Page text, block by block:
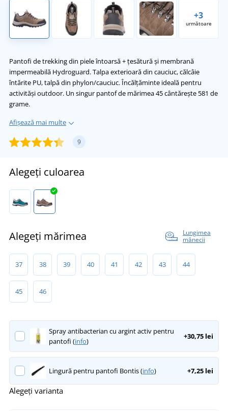
+3
următoare
Pantofi de trekking din piele întoarsă + țesătură și membrană
impermeabilă Hydroguard. Talpa exterioară din cauciuc, călcâie
întărite PU, talpă din phylon/cauciuc. Încălțăminte ideală pentru
activităși outdoor. Un singur pantof de mărimea 45 cântărește 581 de
grame.
Afișează mai multe
9
Alegeți culoarea
Alegeți mărimea
Lungimea
mânecii
37 38 39 40 41 42 43 44
45 46
Spray antibacterian cu argint activ pentru
pantofi (info)
+30,75 lei
Lingură pentru pantofi Bontis (info) +7,25 lei
Alegeți varianta